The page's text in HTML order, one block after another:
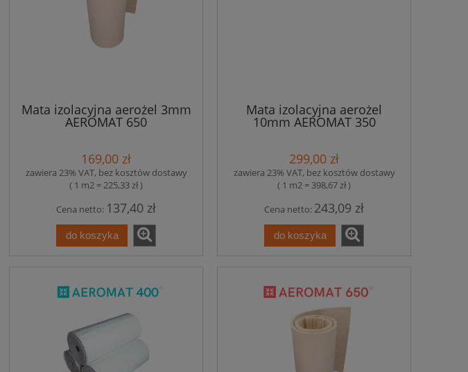
Mata izolacyjna aerożel 3mm
AEROMAT 650
169,00 zł
zawiera 23% VAT, bez kosztów dostawy
( 1 m2 = 225,33 zł )
Cena netto: 137,40 zł
do koszyka
Mata izolacyjna aerożel
10mm AEROMAT 350
299,00 zł
zawiera 23% VAT, bez kosztów dostawy
( 1 m2 = 398,67 zł )
Cena netto: 243,09 zł
do koszyka